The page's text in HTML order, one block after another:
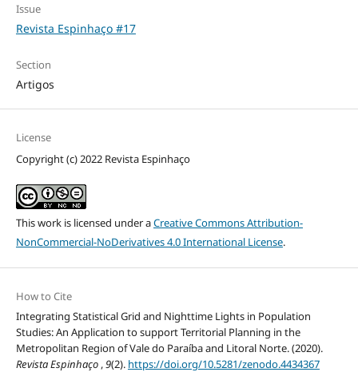
Issue
Revista Espinhaço #17
Section
Artigos
License
Copyright (c) 2022 Revista Espinhaço
This work is licensed under aCreative Commons Attribution-
NonCommercial-NoDerivatives 4.0 International License.
How to Cite
Integrating Statistical Grid and Nighttime Lights in Population
Studies: An Application to support Territorial Planning in the
Metropolitan Region of Vale do Paraíba and Litoral Norte. (2020).
Revista Espinhaço ,9(2). https://doi.org/10.5281/zenodo.4434367